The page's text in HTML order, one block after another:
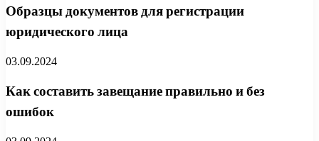
Образцы документов для регистрации
юридического лица
03.09.2024
Как составить завещание правильно и без
ошибок